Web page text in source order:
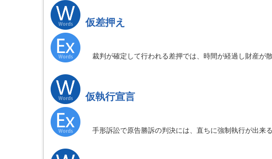
仮差押え
裁判が確定して行われる差押では、時間が経過し財産が
仮執行宣言
手形訴訟で原告勝訴の判決には、直ちに強制執行が出来